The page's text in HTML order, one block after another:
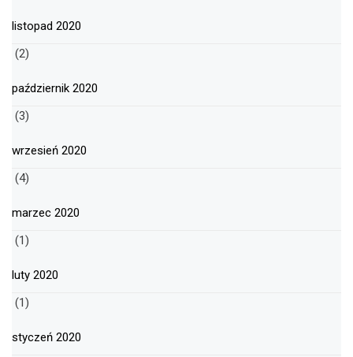
listopad 2020
(2)
październik 2020
(3)
wrzesień 2020
(4)
marzec 2020
(1)
luty 2020
(1)
styczeń 2020